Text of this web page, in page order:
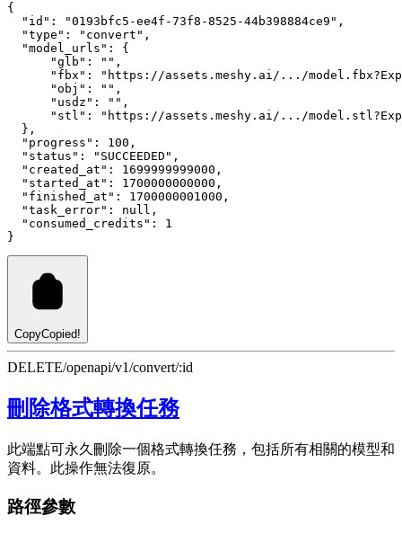
{
"id" : "0193bfc5-ee4f-73f8-8525-44b398884ce9" ,
"type" : "convert" ,
"model_urls" :
{
"glb" : "" ,
"fbx" :
"https://assets.meshy.ai/.../
"obj" : "" ,
"usdz" : "" ,
"stl" :
"https://assets.meshy.ai/.../
  }
,
"progress" : 100 ,
"status" : "SUCCEEDED" ,
"created_at" : 1699999999000 ,
"started_at" : 1700000000000 ,
"finished_at" : 1700000001000 ,
"task_error" : null ,
"consumed_credits" :
1
}
CopyCopied!
DELETE/openapi/v1/convert/:id
刪除格式轉換任務
此端點可永久刪除一個格式轉換任務，包括所有相關的模型和
資料。此操作無法復原。
路徑參數